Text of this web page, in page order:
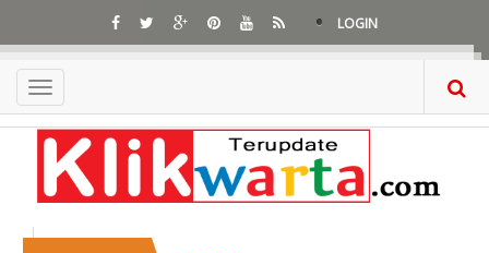
main
content
LOGIN
Toggle
navigation